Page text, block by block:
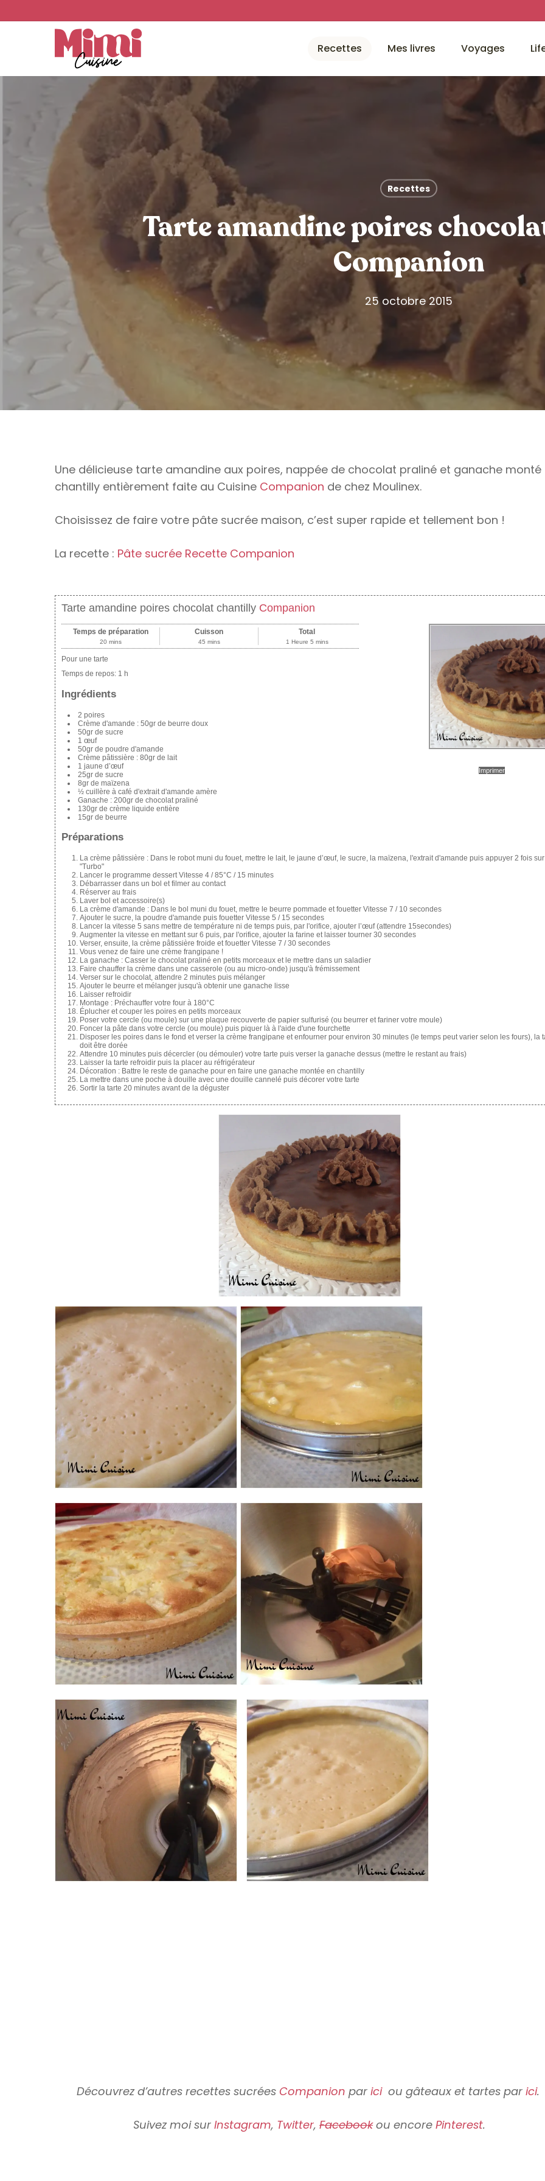
to
Recettes Mes livres Voyages
Recettes
Tarte amandine poires
Companion
25 octobre 2015
Une délicieuse tarte amandine aux poires, nappée de chocolat praliné et ganache monté
chantilly entièrement faite au Cuisine Companion de chez Moulinex.
Choisissez de faire votre pâte sucrée maison, c’est super rapide et tellement bon !
La recette : Pâte sucrée Recette Companion
Tarte amandine poires chocolat chantilly Companion
Imprimer
Temps de préparation
20 mins
Cuisson
45 mins
Total
1 Heure 5 mins
Pour une tarte
Temps de repos: 1 h
Ingrédients
2 poires
Crème d'amande : 50gr de beurre doux
50gr de sucre
1 œuf
50gr de poudre d'amande
Crème pâtissière : 80gr de lait
1 jaune d’œuf
25gr de sucre
8gr de maïzena
½ cuillère à café d'extrait d'amande amère
Ganache : 200gr de chocolat praliné
130gr de crème liquide entière
15gr de beurre
Préparations
La crème pâtissière : Dans le robot muni du fouet, mettre le lait, le jaune d’œuf, le sucre, la maïzena, l'extrait d'amande puis appuyer 2 fois sur
"Turbo"
Lancer le programme dessert Vitesse 4 / 85°C / 15 minutes
Débarrasser dans un bol et filmer au contact
Réserver au frais
Laver bol et accessoire(s)
La crème d'amande : Dans le bol muni du fouet, mettre le beurre pommade et fouetter Vitesse 7 / 10 secondes
Ajouter le sucre, la poudre d'amande puis fouetter Vitesse 5 / 15 secondes
Lancer la vitesse 5 sans mettre de température ni de temps puis, par l'orifice, ajouter l’œuf (attendre 15secondes)
Augmenter la vitesse en mettant sur 6 puis, par l'orifice, ajouter la farine et laisser tourner 30 secondes
Verser, ensuite, la crème pâtissière froide et fouetter Vitesse 7 / 30 secondes
Vous venez de faire une crème frangipane !
La ganache : Casser le chocolat praliné en petits morceaux et le mettre dans un saladier
Faire chauffer la crème dans une casserole (ou au micro-onde) jusqu'à frémissement
Verser sur le chocolat, attendre 2 minutes puis mélanger
Ajouter le beurre et mélanger jusqu'à obtenir une ganache lisse
Laisser refroidir
Montage : Préchauffer votre four à 180°C
Éplucher et couper les poires en petits morceaux
Poser votre cercle (ou moule) sur une plaque recouverte de papier sulfurisé (ou beurrer et fariner votre moule)
Foncer la pâte dans votre cercle (ou moule) puis piquer là à l'aide d'une fourchette
Disposer les poires dans le fond et verser la crème frangipane et enfourner pour environ 30 minutes (le temps peut varier selon les fours), la
doit être dorée
Attendre 10 minutes puis décercler (ou démouler) votre tarte puis verser la ganache dessus (mettre le restant au frais)
Laisser la tarte refroidir puis la placer au réfrigérateur
Décoration : Battre le reste de ganache pour en faire une ganache montée en chantilly
La mettre dans une poche à douille avec une douille cannelé puis décorer votre tarte
Sortir la tarte 20 minutes avant de la déguster
Découvrez d’autres recettes sucrées Companion par iciou gâteaux et tartes par ici.
Suivez moi surInstagram, Twitter,Facebookou encorePinterest.